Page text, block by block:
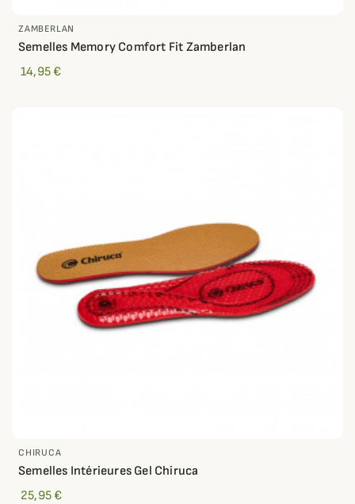
ZAMBERLAN
Semelles Memory Comfort Fit Zamberlan
14,95 €
CHIRUCA
Semelles Intérieures Gel Chiruca
25,95 €